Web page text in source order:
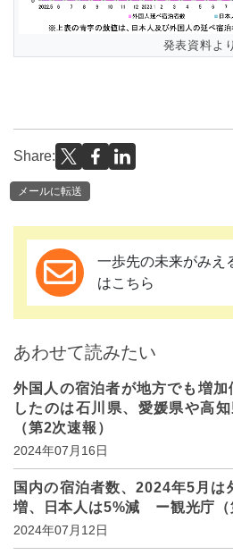
発表資料より
Share:
メールに転送
一歩先の未来がみえ
はこちら
あわせて読みたい
外国人の宿泊者が地方でも増
したのは石川県、愛媛県や高
（第2次速報）
2024年07月16日
国内の宿泊者数、2024年5月は
増、日本人は5%減 ー観光庁（
2024年07月12日